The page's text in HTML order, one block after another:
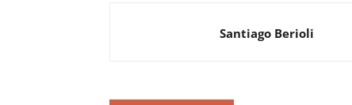
Santiago Berioli